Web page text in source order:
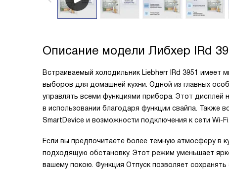
Описание модели Либхер IRd
Встраиваемый холодильник Liebherr IRd 3951
выборов для домашней кухни. Одной из главных
управлять всеми функциями прибора. Этот дисплей
в использовании благодаря функции свайпа.
SmartDevice и возможности подключения к сети Wi-Fi.
Если вы предпочитаете более темную атмосферу в
подходящую обстановку. Этот режим уменьшает
вашему покою. Функция Отпуск позволяет